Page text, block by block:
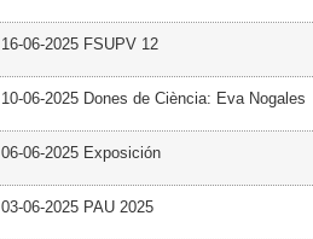
16-06-2025 FSUPV 12
10-06-2025 Dones de Ciència: Eva Nogales
06-06-2025 Exposición
03-06-2025 PAU 2025